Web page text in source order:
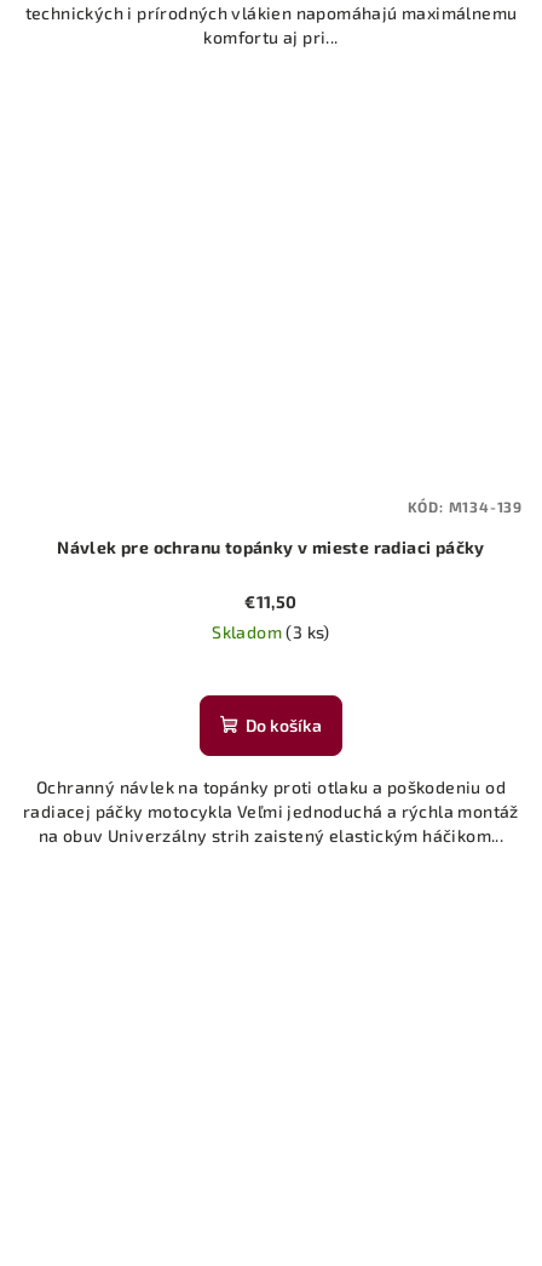
technických i prírodných vlákien napomáhajú maximálnemu
komfortu aj pri...
Návlek pre ochranu topánky v mieste radiaci páčky
€11,50
Skladom(3 ks)
Do košíka
Ochranný návlek na topánky proti otlaku a poškodeniu od
radiacej páčky motocykla Veľmi jednoduchá a rýchla montáž
na obuv Univerzálny strih zaistený elastickým háčikom...
KÓD: M134-139